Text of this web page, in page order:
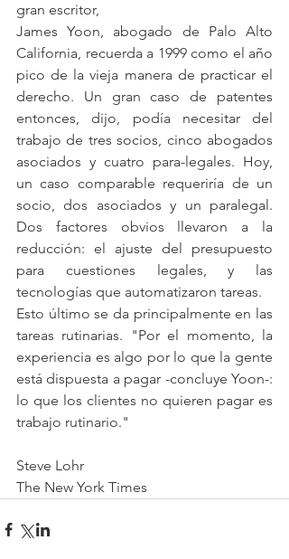
gran escritor,
James Yoon, abogado de Palo Alto
California, recuerda a 1999 como el año
pico de la vieja manera de practicar el
derecho. Un gran caso de patentes
entonces, dijo, podía necesitar del
trabajo de tres socios, cinco abogados
asociados y cuatro para-legales. Hoy,
un caso comparable requeriría de un
socio, dos asociados y un paralegal.
Dos factores obvios llevaron a la
reducción: el ajuste del presupuesto
para cuestiones legales, y las
tecnologías que automatizaron tareas.
Esto último se da principalmente en las
tareas rutinarias. "Por el momento, la
experiencia es algo por lo que la gente
está dispuesta a pagar -concluye Yoon-:
lo que los clientes no quieren pagar es
trabajo rutinario."
Steve Lohr
The New York Times